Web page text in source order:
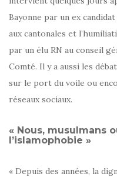
Bayonne par un ex
aux cantonales et
par un élu RN au conseil
Comté. Il y a aussi les
sur le port du voile ou
réseaux sociaux.
« Nous, musulmans
l’islamophobie »
« Depuis des années, la